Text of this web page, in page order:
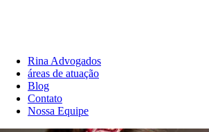
Rina Advogados
áreas de atuação
Blog
Contato
Nossa Equipe